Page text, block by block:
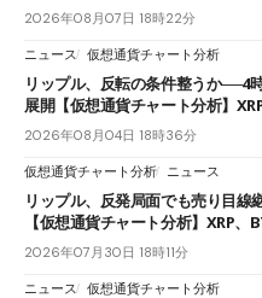
2026年08月07日 18時22分
ニュース 仮想通貨チャート分析
リップル、反転の条件整うか──4
展開【仮想通貨チャート分析】
2026年08月04日 18時36分
仮想通貨チャート分析 ニュース
リップル、反発局面でも売り目
【仮想通貨チャート分析】XRP、
2026年07月30日 18時11分
ニュース 仮想通貨チャート分析